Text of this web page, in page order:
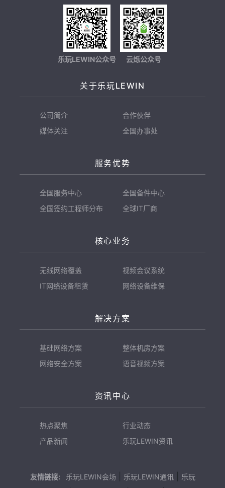
乐玩LEWIN公众号 云烁公众号
关于乐玩LEWIN
公司简介
合作伙伴
媒体关注
全国办事处
服务优势
全国服务中心
全国备件中心
全国签约工程师分布
全球IT厂商
核心业务
无线网络覆盖
视频会议系统
IT网络设备租赁
网络设备维保
解决方案
基础网络方案
整体机房方案
网络安全方案
语音视频方案
资讯中心
热点聚焦
行业动态
产品新闻
乐玩LEWIN资讯
友情链接: 乐玩LEWIN会场 乐玩LEWIN通讯
乐玩